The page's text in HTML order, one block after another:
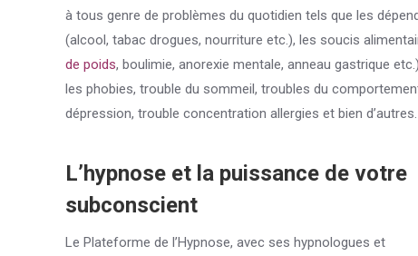
à tous genre de problèmes du quotidien tels que les
(alcool, tabac drogues, nourriture etc.), les soucis
de poids, boulimie, anorexie mentale, anneau gastrique
les phobies, trouble du sommeil, troubles du
dépression, trouble concentration allergies et bien d’autres.
L’hypnose et la puissance de votre
subconscient
Le Plateforme de l’Hypnose, avec ses hypnologues et